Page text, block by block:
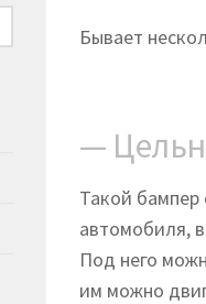
Бывает
—
Такой
автомобиля, в
Под него
им можно